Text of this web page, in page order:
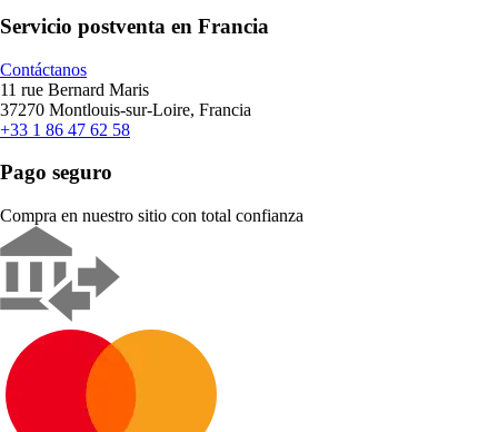
Servicio postventa en Francia
Contáctanos
11 rue Bernard Maris
37270 Montlouis-sur-Loire, Francia
+33 1 86 47 62 58
Pago seguro
Compra en nuestro sitio con total confianza